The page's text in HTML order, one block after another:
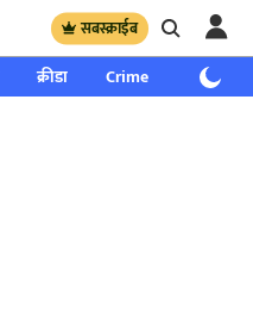
सबस्क्राईब
क्रीडा Crime साप्ताहिक